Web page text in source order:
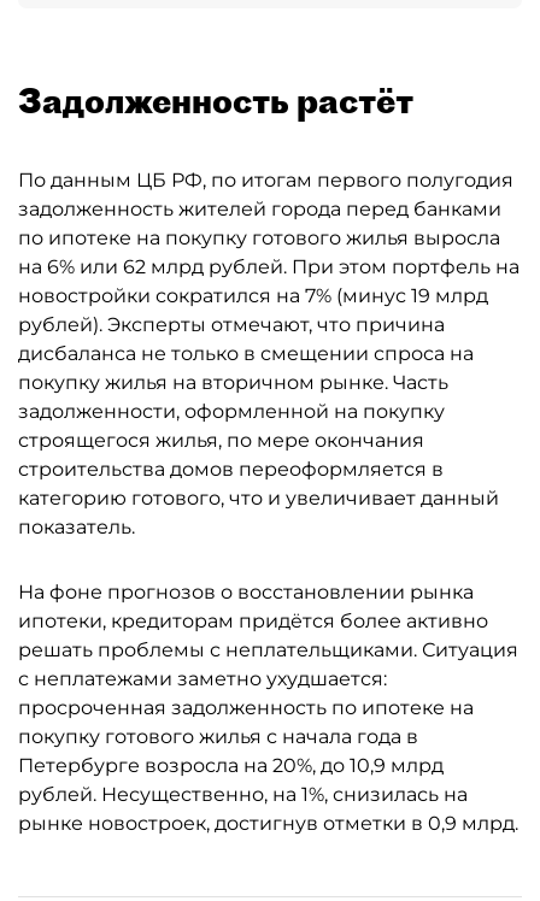
Задолженность растёт
По данным ЦБ РФ, по итогам первого полугодия
задолженность жителей города перед банками
по ипотеке на покупку готового жилья выросла
на 6% или 62 млрд рублей. При этом портфель на
новостройки сократился на 7% (минус 19 млрд
рублей). Эксперты отмечают, что причина
дисбаланса не только в смещении спроса на
покупку жилья на вторичном рынке. Часть
задолженности, оформленной на покупку
строящегося жилья, по мере окончания
строительства домов переоформляется в
категорию готового, что и увеличивает данный
показатель.
На фоне прогнозов о восстановлении рынка
ипотеки, кредиторам придётся более активно
решать проблемы с неплательщиками. Ситуация
с неплатежами заметно ухудшается:
просроченная задолженность по ипотеке на
покупку готового жилья с начала года в
Петербурге возросла на 20%, до 10,9 млрд
рублей. Несущественно, на 1%, снизилась на
рынке новостроек, достигнув отметки в 0,9 млрд.